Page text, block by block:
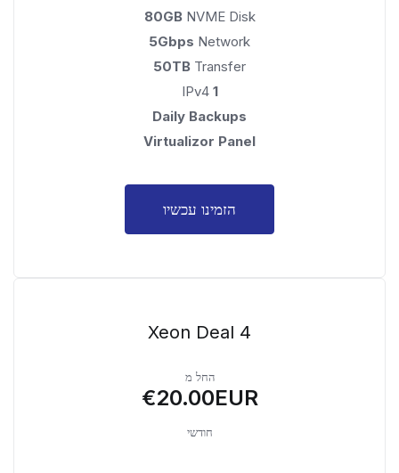
80GBNVME Disk
5Gbps Network
50TB Transfer
1
IPv4
Daily Backups
Virtualizor Panel
הזמינו עכשיו
Xeon Deal 4
החל מ
€20.00EUR
חודשי